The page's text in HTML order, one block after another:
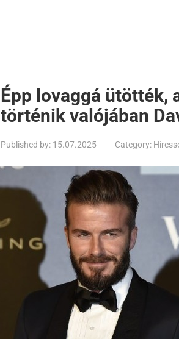
Épp lovaggá ütötték,
történik valójában
Published by: 15.07.2025 Category: